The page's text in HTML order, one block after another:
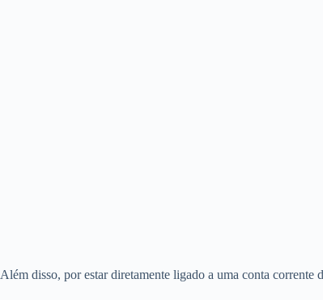
Além disso, por estar diretamente ligado a uma conta corrente